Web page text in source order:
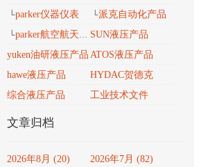
└parker仪器仪表 └派克自动化产品
└parker航空航天、轨道交通、风电能产品
SUN液压产品
yuken油研液压产品 ATOS液压产品
hawe液压产品
HYDAC贺德克
综合液压产品
工业技术文件
文章归档
2026年8月 (20)
2026年7月 (82)